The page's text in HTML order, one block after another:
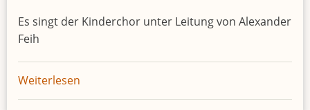
Es singt der Kinderchor unter Leitung von Alexander
Feih
Weiterlesen
Büchereicafe